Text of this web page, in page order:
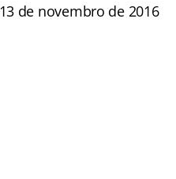
13 de novembro de 2016